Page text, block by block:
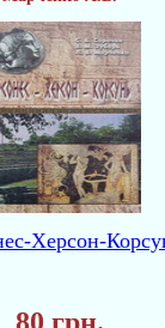
Херсон-